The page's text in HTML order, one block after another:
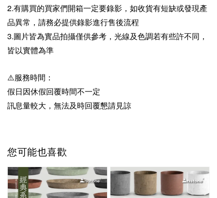
2.有購買的買家們開箱一定要錄影，如收貨有短缺或發現產
品異常，請務必提供錄影進行售後流程
3.圖片皆為實品拍攝僅供參考，光線及色調若有些許不同，
皆以實體為準
⚠️服務時間：
假日因休假回覆時間不一定
訊息量較大，無法及時回覆懇請見諒
您可能也喜歡